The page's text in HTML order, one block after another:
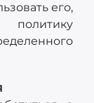
его,
политику